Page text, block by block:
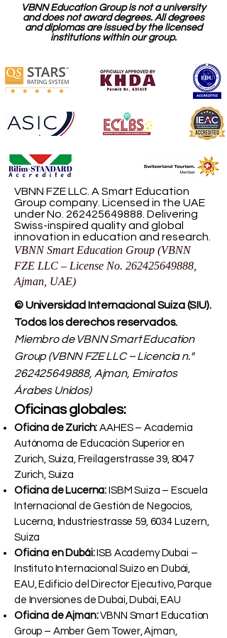
VBNN Education Group is not a university
and does not award degrees. All degrees
and diplomas are issued by the licensed
institutions within our group.
VBNN FZE LLC. A Smart Education
Group company. Licensed in the UAE
under No. 262425649888 . Delivering
Swiss-inspired quality and global
innovation in education and research.
VBNN Smart Education Group (VBNN
FZE LLC – License No. 262425649888
Ajman, UAE)
© Universidad Internacional Suiza (SIU).
Todos los derechos reservados.
Miembro de VBNN Smart Education
Group (VBNN FZE LLC – Licencia n.°
262425649888, Ajman, Emiratos
Árabes Unidos)
Oficinas globales:
Oficina de Zurich: AAHES – Academia
Autónoma de Educación Superior en
Zurich, Suiza, Freilagerstrasse 39, 8047
Zurich, Suiza
Oficina de Lucerna: ISBM Suiza – Escuela
Internacional de Gestión de Negocios,
Lucerna, Industriestrasse 59, 6034 Luzern,
Suiza
Oficina en Dubái:ISB Academy Dubai –
Instituto Internacional Suizo en Dubái,
EAU, Edificio del Director Ejecutivo, Parque
de Inversiones de Dubái, Dubái, EAU
Oficina de Ajman:VBNN Smart Education
Group – Amber Gem Tower, Ajman,